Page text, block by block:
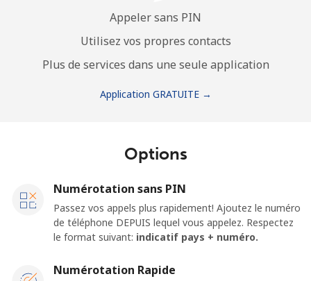
Appeler sans PIN
Utilisez vos propres contacts
Plus de services dans une seule application
Application GRATUITE →
Options
Numérotation sans PIN
Passez vos appels plus rapidement! Ajoutez le numéro
de téléphone DEPUIS lequel vous appelez. Respectez
le format suivant: indicatif pays + numéro.
Numérotation Rapide